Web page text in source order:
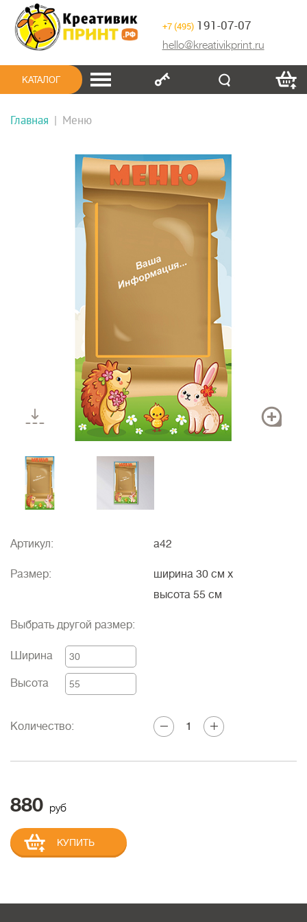
+7 (495)191-07-07
hello@kreativikprint.ru
КАТАЛОГ
Главная | Меню
Артикул: a42
Размер: ширина 30 см x
высота 55 см
Выбрать другой размер:
Ширина
Высота
Количество:
880 руб
КУПИТЬ